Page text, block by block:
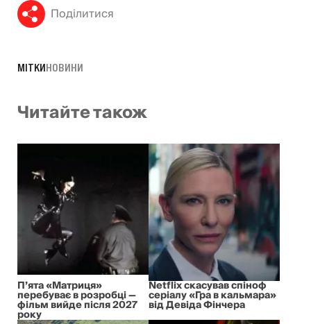
Поділитися
МІТКИНОВИНИ
Читайте також
П’ята «Матриця»
перебуває в розробці —
фільм вийде після 2027
року
Netflix скасував спіноф
серіалу «Гра в кальмара»
від Девіда Фінчера